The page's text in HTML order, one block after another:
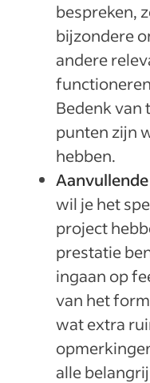
bespreken,
bijzondere
andere
Bedenk van
punten zijn
hebben.
wil je het
project
prestatie
ingaan op
van het
wat extra
alle